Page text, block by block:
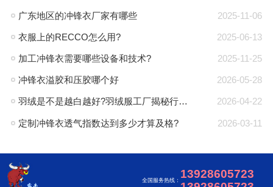
2025-11-06
广东地区的冲锋衣厂家有哪些
2025-06-13
衣服上的RECCO怎么用?
2025-11-25
加工冲锋衣需要哪些设备和技术?
2026-05-28
冲锋衣溢胶和压胶哪个好
2026-04-22
羽绒是不是越白越好?羽绒服工厂揭秘行业真相，避开漂白绒陷阱
2026-03-11
定制冲锋衣透气指数达到多少才算及格?
全国服务热线： 13928605723